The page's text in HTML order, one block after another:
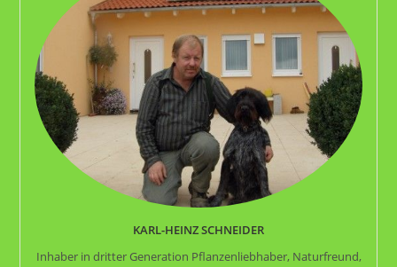
KARL-HEINZ SCHNEIDER
Inhaber in dritter Generation Pflanzenliebhaber, Naturfreund,